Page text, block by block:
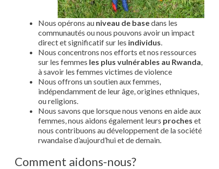
Nous opérons au niveau de basedans les
communautés ou nous pouvons avoir un impact
direct et significatif sur les individus.
Nous concentrons nos efforts et nos ressources
sur les femmes les plus vulnérables au Rwanda,
à savoir les femmes victimes de violence
Nous offrons un soutien aux femmes,
indépendamment de leur âge, origines ethniques,
ou religions.
Nous savons que lorsque nous venons en aide aux
femmes, nous aidons également leurs proches et
nous contribuons au développement de la société
rwandaise d’aujourd’hui et de demain.
Comment aidons-nous?